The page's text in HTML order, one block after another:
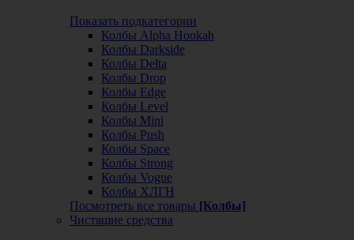
Показать подкатегории
Колбы Alpha Hookah
Колбы Darkside
Колбы Delta
Колбы Drop
Колбы Edge
Колбы Level
Колбы Mini
Колбы Push
Колбы Space
Колбы Strong
Колбы Vogue
Колбы ХЛГН
Посмотреть все товары [Колбы]
Чистящие средства